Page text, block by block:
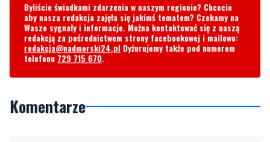
Byliście świadkami zdarzenia w naszym regionie? Chcecie
aby nasza redakcja zajęła się jakimś tematem? Czekamy na
Wasze sygnały i informacje. Można kontaktować się z naszą
redakcją za pośrednictwem strony facebookowej i mailowo:
redakcja@nadmorski24.pl Dyżurujemy także pod numerem
telefonu 729 715 670.
Komentarze